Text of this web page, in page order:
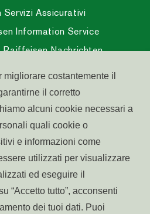
Servizi Assicurativi
Information Service
Raiffeisen Nachrichten
InvestmentClub
Pensione Aperto
Fondo Salute
in Alto Adige
Südtirol IPS
costantemente il
il corretto
alcuni cookie necessari a
quali cookie o
e informazioni come
utilizzati per visualizzare
ed eseguire il
“Accetto tutto”, acconsenti
dei tuoi dati. Puoi